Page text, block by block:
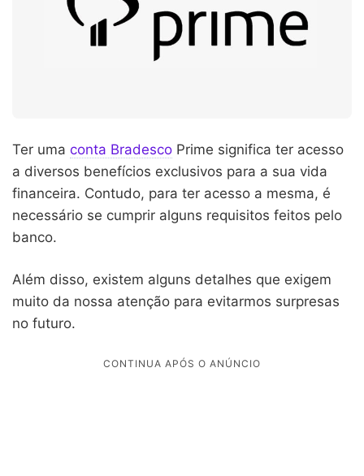
Ter uma conta Bradesco Prime significa ter acesso
a diversos benefícios exclusivos para a sua vida
financeira. Contudo, para ter acesso a mesma, é
necessário se cumprir alguns requisitos feitos pelo
banco.
Além disso, existem alguns detalhes que exigem
muito da nossa atenção para evitarmos surpresas
no futuro.